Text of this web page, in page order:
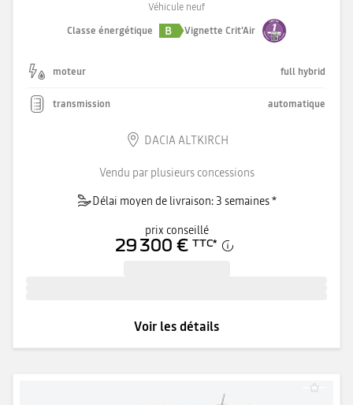
Véhicule neuf
Classe énergétique
B Vignette Crit'Air
moteur full hybrid
transmission automatique
DACIA ALTKIRCH
Vendu par plusieurs concessions
Délai moyen de livraison: 3 semaines *
prix conseillé
29 300 € TTC*
Voir les détails